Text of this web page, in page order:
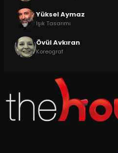
Yüksel Aymaz
Işık Tasarımı
Övül Avkıran
Koreograf